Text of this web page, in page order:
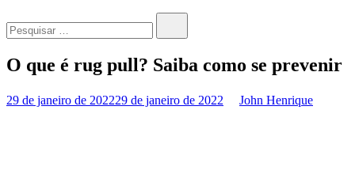
O que é rug pull? Saiba como se prevenir
29 de janeiro de 202229 de janeiro de 2022 John Henrique